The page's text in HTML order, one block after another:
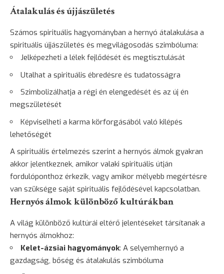
Átalakulás és újjászületés
Számos spirituális hagyományban a hernyó átalakulása a
spirituális újjászületés és megvilágosodás szimbóluma:
Jelképezheti a lélek fejlődését és megtisztulását
Utalhat a spirituális ébredésre és tudatosságra
Szimbolizálhatja a régi én elengedését és az új én
megszületését
Képviselheti a karma körforgásából való kilépés
lehetőségét
A spirituális értelmezés szerint a hernyós álmok gyakran
akkor jelentkeznek, amikor valaki spirituális útján
fordulóponthoz érkezik, vagy amikor mélyebb megértésre
van szüksége saját spirituális fejlődésével kapcsolatban.
Hernyós álmok különböző kultúrákban
A világ különböző kultúrái eltérő jelentéseket társítanak a
hernyós álmokhoz:
Kelet-ázsiai hagyományok: A selyemhernyó a
gazdagság, bőség és átalakulás szimbóluma